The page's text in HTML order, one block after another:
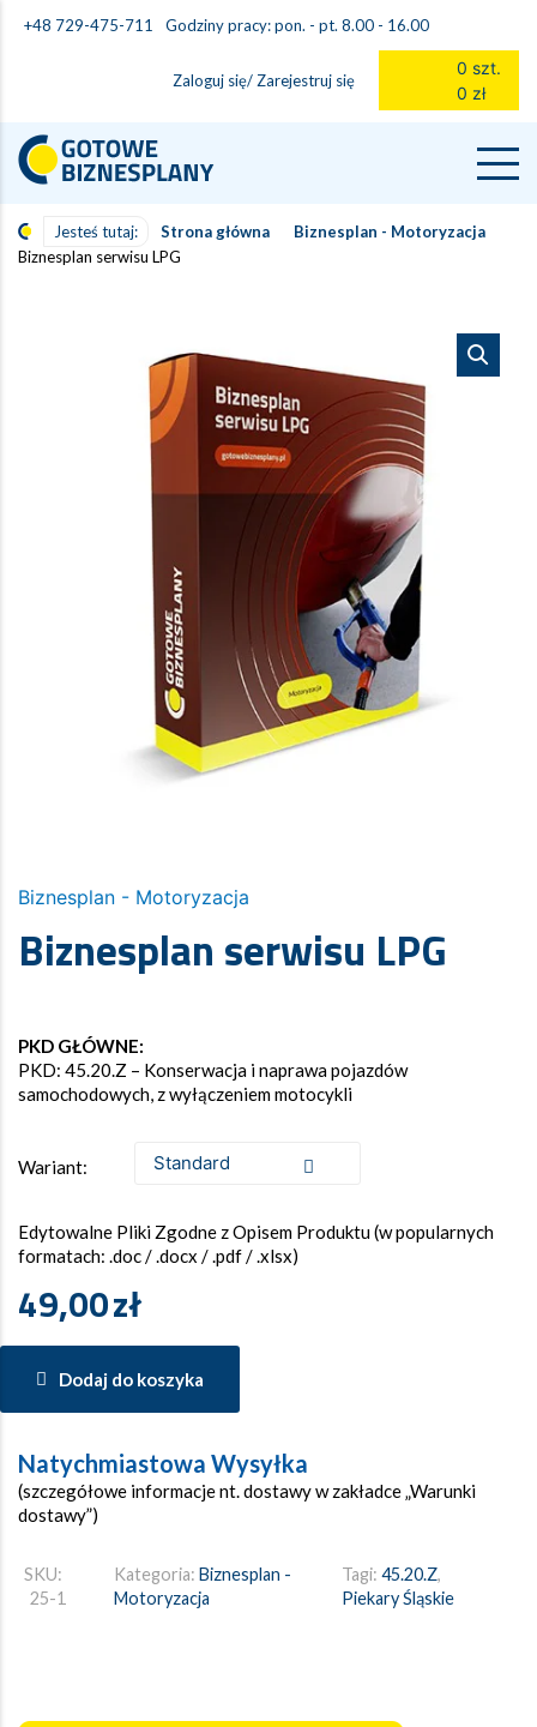
+48 729-475-711 Godziny pracy: pon. - pt. 8.00 - 16.00
Zaloguj się/ Zarejestruj się
0 szt.
0 zł
Jesteś tutaj: Strona główna
Biznesplan - Motoryzacja
Biznesplan serwisu LPG
Biznesplan - Motoryzacja
Biznesplan serwisu LPG
PKD GŁÓWNE:
PKD: 45.20.Z – Konserwacja i naprawa pojazdów
samochodowych, z wyłączeniem motocykli
Wariant:
Edytowalne Pliki Zgodne z Opisem Produktu (w popularnych
formatach: .doc / .docx / .pdf / .xlsx)
49,00zł
Dodaj do koszyka
Natychmiastowa Wysyłka
(szczegółowe informacje nt. dostawy w zakładce „Warunki
dostawy”)
SKU:
25-1
Kategoria:Biznesplan -
Motoryzacja
Tagi:45.20.Z,
Piekary Śląskie